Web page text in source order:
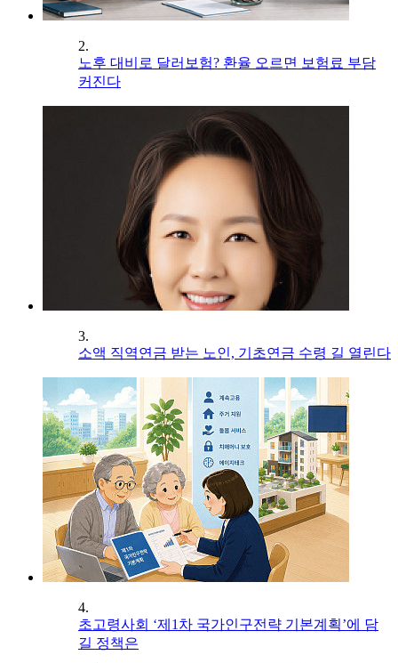
2.
노후 대비로 달러보험? 환율 오르면 보험료 부담
커진다
3.
소액 직역연금 받는 노인, 기초연금 수령 길 열린다
4.
초고령사회 ‘제1차 국가인구전략 기본계획’에 담
길 정책은